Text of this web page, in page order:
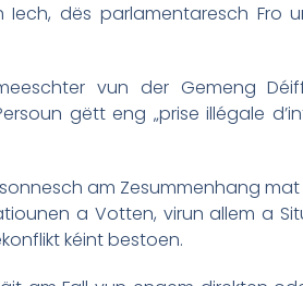
dës parlamentaresch Fro
vun der Gemeng
gëtt eng „prise illégale
am Zesummenhang mat
a Votten, virun allem a
kéint bestoen.